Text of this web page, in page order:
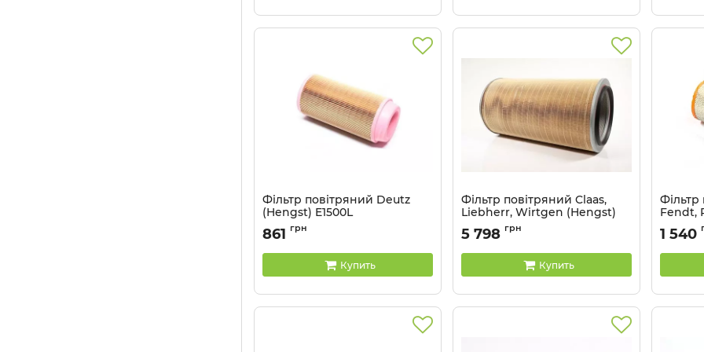
Фільтр повітряний Deutz
(Hengst) E1500L
Артикул: E1500L
861 грн
Купить
Фільтр повітряний Claas,
Liebherr, Wirtgen (Hengst)
Артикул:
5 798 грн
Купить
Фільтр
Fendt,
Артикул:
1 540